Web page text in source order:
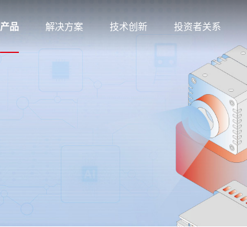
产品 解决方案 技术创新 投资者关系